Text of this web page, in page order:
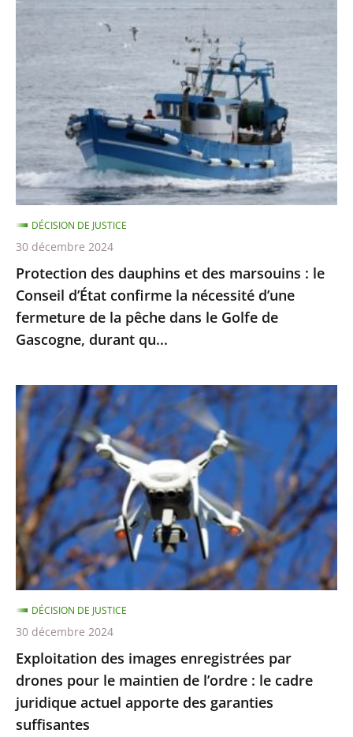
en
comme
vers
l...
Protection
des
dauphins
des
marsouins
le
Conseil
d’État
confirme
la
nécessité
d’une
fermeture
de
pêche
dans
le
Golfe
de
Gascogne,
durant
qu...
Protection des dauphins et des marsouins : le
Conseil d’État confirme la nécessité d’une
fermeture de la pêche dans le Golfe de
Gascogne, durant qu...
DÉCISION DE JUSTICE
30 décembre 2024
Exploitation
des
images
enregistrées
par
drones
pour
le
maintien
de
l’ordre
:
le
cadre
juridique
actuel
Exploitation des images enregistrées par
drones pour le maintien de l’ordre : le cadre
juridique actuel apporte des garanties
suffisantes
DÉCISION DE JUSTICE
30 décembre 2024